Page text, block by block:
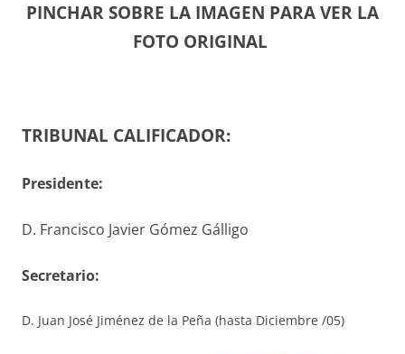
PINCHAR SOBRE LA IMAGEN PARA VER LA
FOTO ORIGINAL
TRIBUNAL CALIFICADOR:
Presidente:
D. Francisco Javier Gómez Gálligo
Secretario:
D. Juan José Jiménez de la Peña (hasta Diciembre /05)